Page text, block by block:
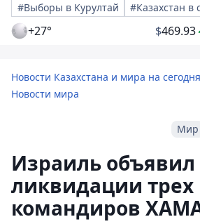
#Выборы в Курултай
#Казахстан в
+27° $469.93
Новости Казахстана и мира на сегодня
Новости мира
Мир
Израиль объявил
ликвидации трех
командиров